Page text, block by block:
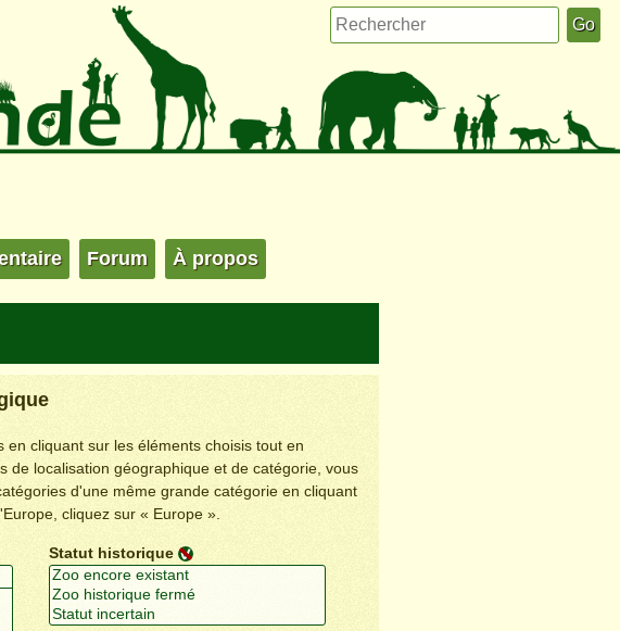
Forum À propos
cliquant sur les éléments choisis tout en
de localisation géographique et de catégorie, vous
d'une même grande catégorie en cliquant
cliquez sur « Europe ».
Statut historique